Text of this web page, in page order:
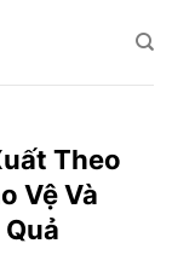
Theo
Vệ Và